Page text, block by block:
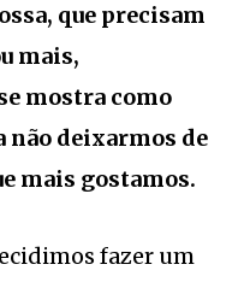
que precisam
mais,
mostra como
não deixarmos de
mais gostamos.
fazer um